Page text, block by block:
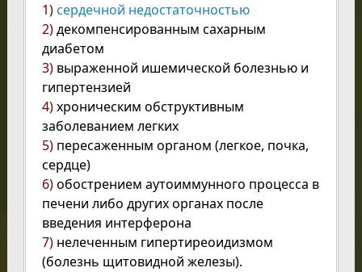
1)сердечной недостаточностью
2)декомпенсированным сахарным
диабетом
3)выраженной ишемической болезнью и
гипертензией
4)хроническим обструктивным
заболеванием легких
5)пересаженным органом (легкое, почка,
сердце)
6)обострением аутоиммунного процесса в
печени либо других органах после
введения интерферона
7) нелеченным гипертиреоидизмом
(болезнь щитовидной железы).